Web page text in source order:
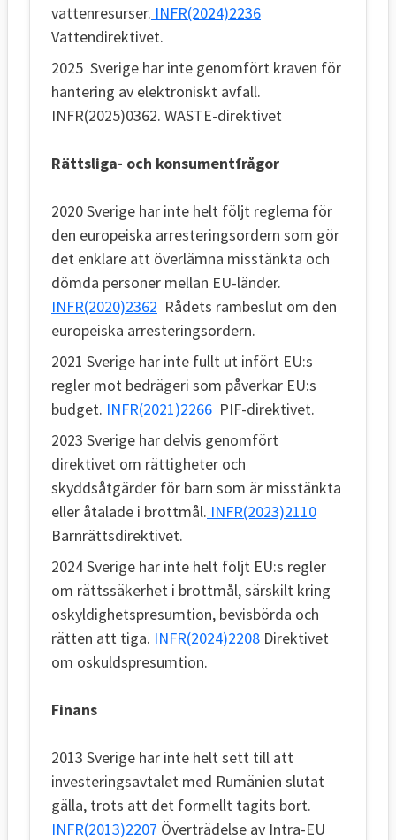
vattenresurser. INFR(2024)2236
Vattendirektivet.
2025 Sverige har inte genomfört kraven för
hantering av elektroniskt avfall.
INFR(2025)0362. WASTE-direktivet
Rättsliga- och konsumentfrågor
2020 Sverige har inte helt följt reglerna för
den europeiska arresteringsordern som gör
det enklare att överlämna misstänkta och
dömda personer mellan EU-länder.
INFR(2020)2362 Rådets rambeslut om den
europeiska arresteringsordern.
2021 Sverige har inte fullt ut infört EU:s
regler mot bedrägeri som påverkar EU:s
budget. INFR(2021)2266 PIF-direktivet.
2023 Sverige har delvis genomfört
direktivet om rättigheter och
skyddsåtgärder för barn som är misstänkta
eller åtalade i brottmål. INFR(2023)2110
Barnrättsdirektivet.
2024 Sverige har inte helt följt EU:s regler
om rättssäkerhet i brottmål, särskilt kring
oskyldighetspresumtion, bevisbörda och
rätten att tiga. INFR(2024)2208 Direktivet
om oskuldspresumtion.
Finans
2013 Sverige har inte helt sett till att
investeringsavtalet med Rumänien slutat
gälla, trots att det formellt tagits bort.
INFR(2013)2207 Överträdelse av Intra-EU